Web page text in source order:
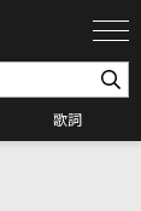
歌詞